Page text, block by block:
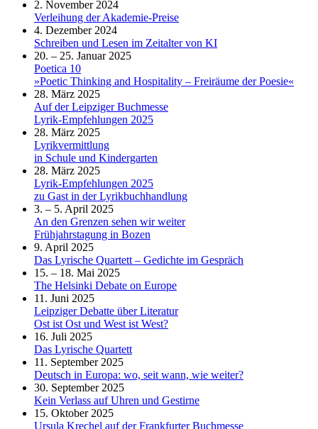
2. November 2024
Verleihung der Akademie-Preise
4. Dezember 2024
Schreiben und Lesen im Zeitalter von KI
20. – 25. Januar 2025
Poetica 10
»Poetic Thinking and Hospitality – Freiräume der Poesie«
28. März 2025
Auf der Leipziger Buchmesse
Lyrik-Empfehlungen 2025
28. März 2025
Lyrikvermittlung
in Schule und Kindergarten
28. März 2025
Lyrik-Empfehlungen 2025
zu Gast in der Lyrikbuchhandlung
3. – 5. April 2025
An den Grenzen sehen wir weiter
Frühjahrstagung in Bozen
9. April 2025
Das Lyrische Quartett – Gedichte im Gespräch
15. – 18. Mai 2025
The Helsinki Debate on Europe
11. Juni 2025
Leipziger Debatte über Literatur
Ost ist Ost und West ist West?
16. Juli 2025
Das Lyrische Quartett
11. September 2025
Deutsch in Europa: wo, seit wann, wie weiter?
30. September 2025
Kein Verlass auf Uhren und Gestirne
15. Oktober 2025
Ursula Krechel auf der Frankfurter Buchmesse